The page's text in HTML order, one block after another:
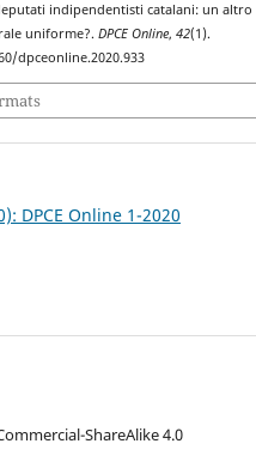
indipendentisti catalani: un altro
uniforme?. DPCE Online, 42(1).
dpceonline.2020.933
DPCE Online 1-2020
ShareAlike 4.0